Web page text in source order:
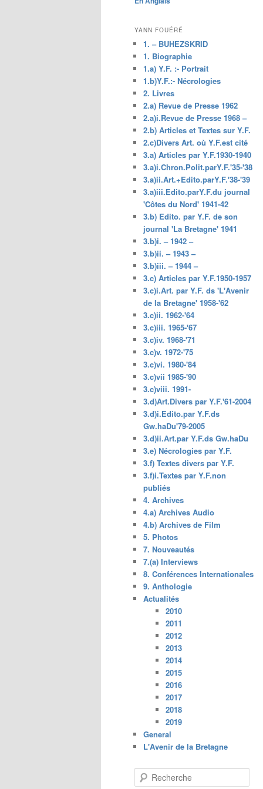
principal
YANN FOUÉRÉ
1. – BUHEZSKRID
1. Biographie
1.a) Y.F. :- Portrait
1.b)Y.F.:- Nécrologies
2. Livres
2.a) Revue de Presse 1962
2.a)i.Revue de Presse 1968 –
2.b) Articles et Textes sur Y.F.
2.c)Divers Art. où Y.F.est cité
3.a) Articles par Y.F.1930-1940
3.a)i.Chron.Polit.parY.F.'35-'38
3.a)ii.Art.+Edito.parY.F.'38-'39
3.a)iii.Edito.parY.F.du journal
'Côtes du Nord' 1941-42
3.b) Edito. par Y.F. de son
journal 'La Bretagne' 1941
3.b)i. – 1942 –
3.b)ii. – 1943 –
3.b)iii. – 1944 –
3.c) Articles par Y.F.1950-1957
3.c)i.Art. par Y.F. ds 'L'Avenir
de la Bretagne' 1958-'62
3.c)ii. 1962-'64
3.c)iii. 1965-'67
3.c)iv. 1968-'71
3.c)v. 1972-'75
3.c)vi. 1980-'84
3.c)vii 1985-'90
3.c)viii. 1991-
3.d)Art.Divers par Y.F.'61-2004
3.d)i.Edito.par Y.F.ds
Gw.haDu'79-2005
3.d)ii.Art.par Y.F.ds Gw.haDu
3.e) Nécrologies par Y.F.
3.f) Textes divers par Y.F.
3.f)i.Textes par Y.F.non
publiés
4. Archives
4.a) Archives Audio
4.b) Archives de Film
5. Photos
7. Nouveautés
7.(a) Interviews
8. Conférences Internationales
9. Anthologie
Actualités
2010
2011
2012
2013
2014
2015
2016
2017
2018
2019
General
L'Avenir de la Bretagne
e